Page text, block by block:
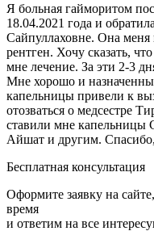
Я больная гайморитом
18.04.2021 года и
Сайпуллаховне. Она меня
рентген. Хочу сказать,
мне лечение. За эти 2-3
Мне хорошо и
капельницы привели к
отозваться о медсестре
ставили мне капельницы
Айшат и другим.
Бесплатная консультация
Оформите заявку на
время
и ответим на все